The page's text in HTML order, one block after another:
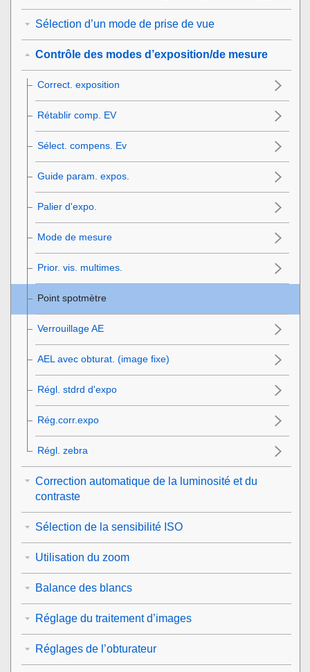
Sélection d’un mode de prise de vue
Contrôle des modes d’exposition/de mesure
Correct. exposition
Rétablir comp. EV
Sélect. compens. Ev
Guide param. expos.
Palier d'expo.
Mode de mesure
Prior. vis. multimes.
Point spotmètre
Verrouillage AE
AEL avec obturat. (image fixe)
Régl. stdrd d'expo
Rég.corr.expo
Régl. zebra
Correction automatique de la luminosité et du
contraste
Sélection de la sensibilité ISO
Utilisation du zoom
Balance des blancs
Réglage du traitement d’images
Réglages de l’obturateur